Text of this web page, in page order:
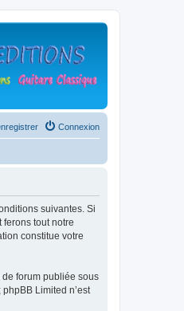
Connexion
suivantes. Si
ferons tout notre
constitue votre
forum publiée sous
Limited n’est